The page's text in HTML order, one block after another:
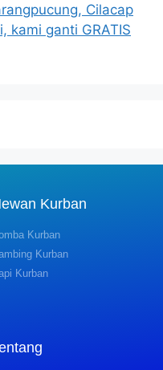
Cilacap
kami ganti GRATIS
Kurban
Kurban
Kurban
Kurban